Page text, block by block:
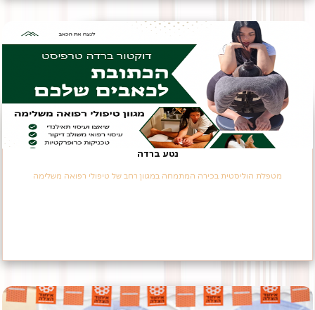
נטע ברדה
מטפלת הוליסטית בכירה המתמחה במגוון רחב של טיפולי רפואה משלימה